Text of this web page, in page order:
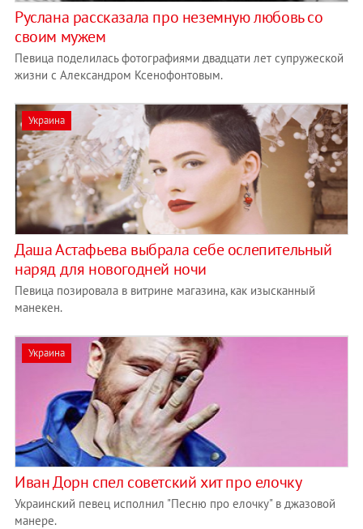
Руслана рассказала про неземную любовь со
своим мужем
Певица поделилась фотографиями двадцати лет супружеской
жизни с Александром Ксенофонтовым.
Украина
Даша Астафьева выбрала себе ослепительный
наряд для новогодней ночи
Певица позировала в витрине магазина, как изысканный
манекен.
Украина
Иван Дорн спел советский хит про елочку
Украинский певец исполнил "Песню про елочку" в джазовой
манере.